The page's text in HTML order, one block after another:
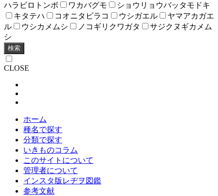
ハラビロトンボ ワカバグモ
ショウリョウバッタモドキ
キタテハ
コオニタビラコ ウシガエル
ヤマアカガエ
ル
ウシカメムシ ノコギリクワガタ
サジクヌギカメム
シ
検索
CLOSE
ホーム
種名で探す
分類で探す
いきものコラム
このサイトについて
管理者について
インスタ版レヂヲ図鑑
参考文献